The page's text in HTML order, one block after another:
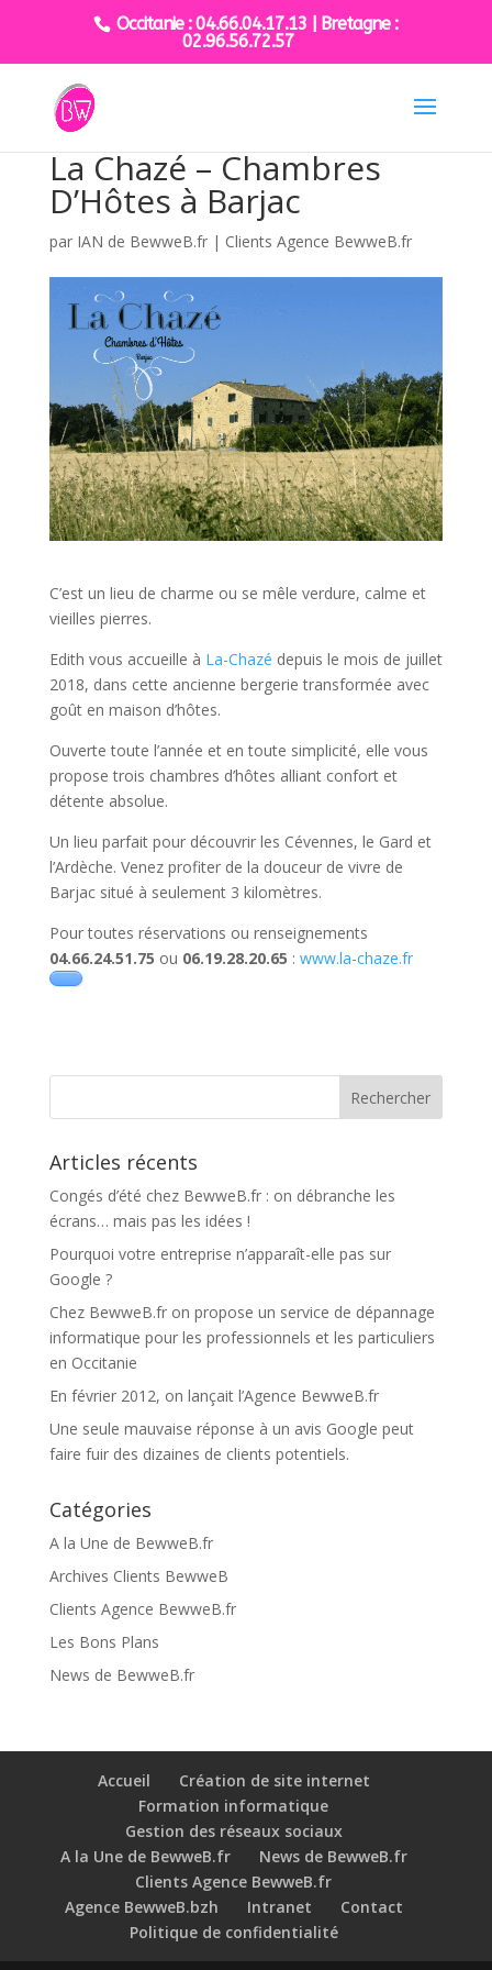
Occitanie : 04.66.04.17.13 | Bretagne :
02.96.56.72.57
La Chazé – Chambres
D’Hôtes à Barjac
par IAN de BewweB.fr| Clients Agence BewweB.fr
C’est un lieu de charme ou se mêle verdure, calme et
vieilles pierres.
Edith vous accueille à La-Chazé depuis le mois de juillet
2018, dans cette ancienne bergerie transformée avec
goût en maison d’hôtes.
Ouverte toute l’année et en toute simplicité, elle vous
propose trois chambres d’hôtes alliant confort et
détente absolue.
Un lieu parfait pour découvrir les Cévennes, le Gard et
l’Ardèche. Venez profiter de la douceur de vivre de
Barjac situé à seulement 3 kilomètres.
Pour toutes réservations ou renseignements
04.66.24.51.75 ou 06.19.28.20.65 : www.la-chaze.fr
Articles récents
Congés d’été chez BewweB.fr : on débranche les
écrans… mais pas les idées !
Pourquoi votre entreprise n’apparaît-elle pas sur
Google ?
Chez BewweB.fr on propose un service de dépannage
informatique pour les professionnels et les particuliers
en Occitanie
En février 2012, on lançait l’Agence BewweB.fr
Une seule mauvaise réponse à un avis Google peut
faire fuir des dizaines de clients potentiels.
Catégories
A la Une de BewweB.fr
Archives Clients BewweB
Clients Agence BewweB.fr
Les Bons Plans
News de BewweB.fr
Accueil
Création de site internet
Formation informatique
Gestion des réseaux sociaux
A la Une de BewweB.fr
News de BewweB.fr
Clients Agence BewweB.fr
Agence BewweB.bzh
Intranet
Contact
Politique de confidentialité